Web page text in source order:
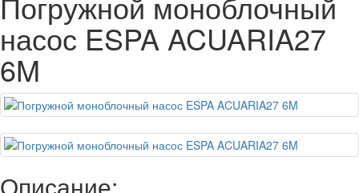
насос ESPA ACUARIA27
6M